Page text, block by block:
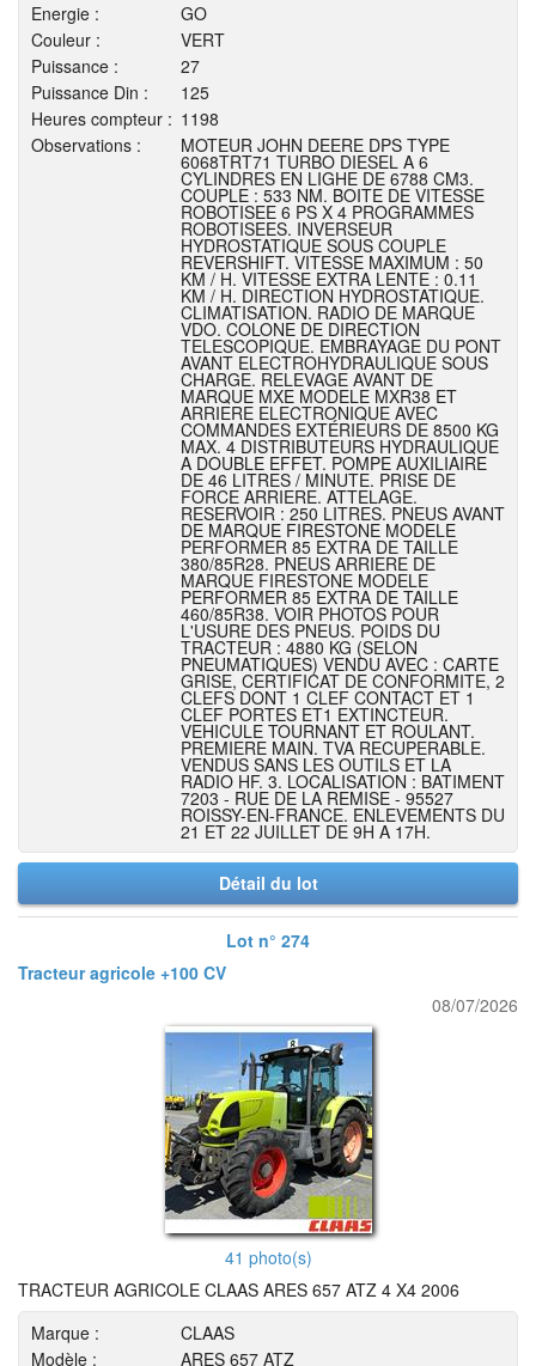
Energie :
GO
Couleur :
VERT
Puissance :
27
Puissance Din :
125
Heures compteur : 1198
Observations :
MOTEUR JOHN DEERE DPS TYPE
6068TRT71 TURBO DIESEL A 6
CYLINDRES EN LIGHE DE 6788 CM3.
COUPLE : 533 NM. BOITE DE VITESSE
ROBOTISEE 6 PS X 4 PROGRAMMES
ROBOTISEES. INVERSEUR
HYDROSTATIQUE SOUS COUPLE
REVERSHIFT. VITESSE MAXIMUM : 50
KM / H. VITESSE EXTRA LENTE : 0.11
KM / H. DIRECTION HYDROSTATIQUE.
CLIMATISATION. RADIO DE MARQUE
VDO. COLONE DE DIRECTION
TELESCOPIQUE. EMBRAYAGE DU PONT
AVANT ELECTROHYDRAULIQUE SOUS
CHARGE. RELEVAGE AVANT DE
MARQUE MXE MODELE MXR38 ET
ARRIERE ELECTRONIQUE AVEC
COMMANDES EXTÉRIEURS DE 8500 KG
MAX. 4 DISTRIBUTEURS HYDRAULIQUE
A DOUBLE EFFET. POMPE AUXILIAIRE
DE 46 LITRES / MINUTE. PRISE DE
FORCE ARRIERE. ATTELAGE.
RESERVOIR : 250 LITRES. PNEUS AVANT
DE MARQUE FIRESTONE MODELE
PERFORMER 85 EXTRA DE TAILLE
380/85R28. PNEUS ARRIERE DE
MARQUE FIRESTONE MODELE
PERFORMER 85 EXTRA DE TAILLE
460/85R38. VOIR PHOTOS POUR
L'USURE DES PNEUS. POIDS DU
TRACTEUR : 4880 KG (SELON
PNEUMATIQUES) VENDU AVEC : CARTE
GRISE, CERTIFICAT DE CONFORMITE, 2
CLEFS DONT 1 CLEF CONTACT ET 1
CLEF PORTES ET1 EXTINCTEUR.
VEHICULE TOURNANT ET ROULANT.
PREMIERE MAIN. TVA RECUPERABLE.
VENDUS SANS LES OUTILS ET LA
RADIO HF. 3. LOCALISATION : BATIMENT
7203 - RUE DE LA REMISE - 95527
ROISSY-EN-FRANCE. ENLEVEMENTS DU
21 ET 22 JUILLET DE 9H A 17H.
Détail du lot
Lot n° 274
Tracteur agricole +100 CV
08/07/2026
41 photo(s)
TRACTEUR AGRICOLE CLAAS ARES 657 ATZ 4 X4 2006
Marque :
CLAAS
Modèle :
ARES 657 ATZ